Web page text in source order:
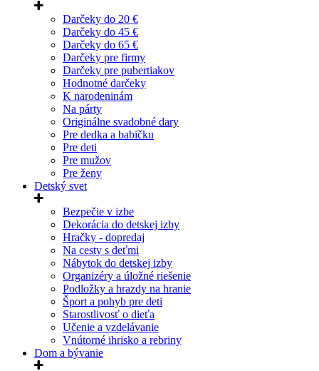
Darčeky do 20 €
Darčeky do 45 €
Darčeky do 65 €
Darčeky pre firmy
Darčeky pre pubertiakov
Hodnotné darčeky
K narodeninám
Na párty
Originálne svadobné dary
Pre dedka a babičku
Pre deti
Pre mužov
Pre ženy
Detský svet
Bezpečie v izbe
Dekorácia do detskej izby
Hračky - dopredaj
Na cesty s deťmi
Nábytok do detskej izby
Organizéry a úložné riešenie
Podložky a hrazdy na hranie
Šport a pohyb pre deti
Starostlivosť o dieťa
Učenie a vzdelávanie
Vnútorné ihrisko a rebriny
Dom a bývanie